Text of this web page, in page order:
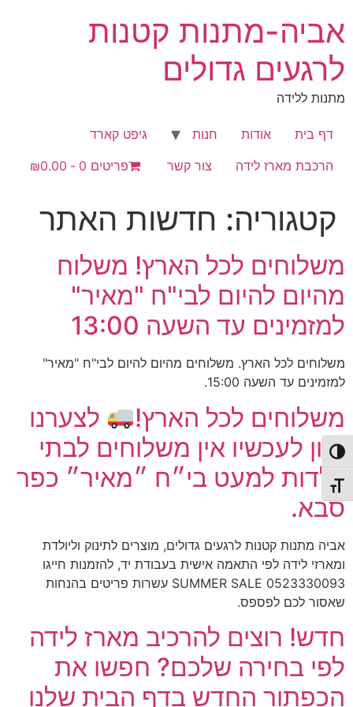
הפעל/כבה ניגודיות גבוהה
מתג גודל גופן
לתוכן
אביה-מתנות קטנות
לרגעים גדולים
מתנות ללידה
דף בית אודות חנות
גיפט קארד
הרכבת מארז לידה
צור קשר פריטים 0 ₪0.00
קטגוריה: חדשות האתר
משלוחים לכל הארץ! משלוח
מהיום להיום לבי"ח "מאיר"
למזמינים עד השעה 13:00
משלוחים לכל הארץ. משלוחים מהיום להיום לבי"ח "מאיר"
למזמינים עד השעה 15:00.
משלוחים לכל הארץ!
לצערנו
נכון לעכשיו אין משלוחים לבתי
יולדות למעט בי״ח ״מאיר״ כפר
סבא.
אביה מתנות קטנות לרגעים גדולים, מוצרים לתינוק וליולדת
ומארזי לידה לפי התאמה אישית בעבודת יד, להזמנות חייגו
0523330093 SUMMER SALE עשרות פריטים בהנחות
שאסור לכם לפספס.
חדש! רוצים להרכיב מארז לידה
לפי בחירה שלכם? חפשו את
הכפתור החדש בדף הבית שלנו